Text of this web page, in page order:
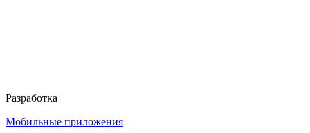
Разработка
Мобильные приложения